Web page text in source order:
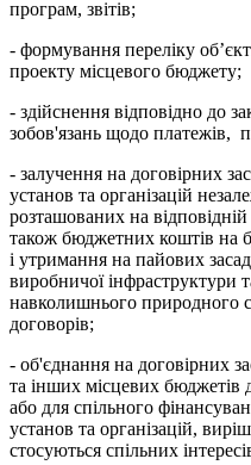
програм, звітів;
- формування переліку
проекту місцевого бюджету;
- здійснення відповідно до
зобов'язань щодо платежів,
- залучення на договірних
установ та організацій
розташованих на
також бюджетних коштів на
і утримання на пайових
виробничої інфраструктури
навколишнього природного
договорів;
- об'єднання на договірних
та інших місцевих бюджетів
або для спільного
установ та організацій,
стосуються спільних